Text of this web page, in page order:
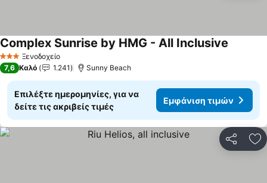
3 ΑστέριαΞενοδοχείο
Complex Sunrise by HMG - All Inclusive
7,6 Καλό 1.241 Sunny Beach
Επιλέξτε ημερομηνίες, για να
δείτε τις ακριβείς τιμές
Εμφάνιση τιμών